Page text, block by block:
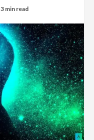
3 min read